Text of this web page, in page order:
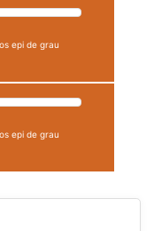
epi de grau
epi de grau